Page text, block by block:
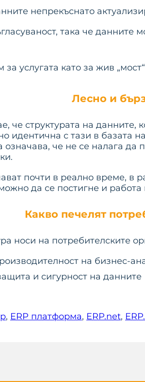
непрекъснато
така че данните
услугата като за жив
Лесно и
че структурата на данните,
идентична с тази в базата
означава, че не се налага да
почти в реално време, в
да се постигне и
Какво печелят
носи на потребителските
на бизнес-
и сигурност на данните
, ERP платформа, ERP.net,